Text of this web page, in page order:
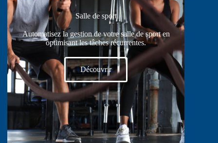
Salle de sport
Automatisez la gestion de votre salle de sport en
optimisant les tâches récurrentes.
Découvrir